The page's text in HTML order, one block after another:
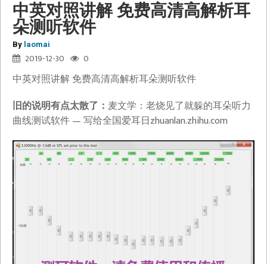
中英对照讲解 免费高清高解析耳
朵测听软件
By laomai
2019-12-30 0
中英对照讲解 免费高清高解析耳朵测听软件
旧的说明有点太散了： 麦文学：老烧见了就躲的耳朵听力
曲线测试软件 — 写给全国爱耳日​zhuanlan.zhihu.com